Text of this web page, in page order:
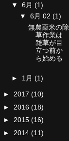
▼ 6月 (1)
▼ 6月 02 (1)
無農薬米の除
草作業は
雑草が目
立つ前か
ら始める
► 1月 (1)
► 2017 (10)
► 2016 (18)
► 2015 (16)
► 2014 (11)